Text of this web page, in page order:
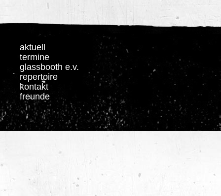
aktuell
termine
glassbooth e.v.
repertoire
kontakt
freunde